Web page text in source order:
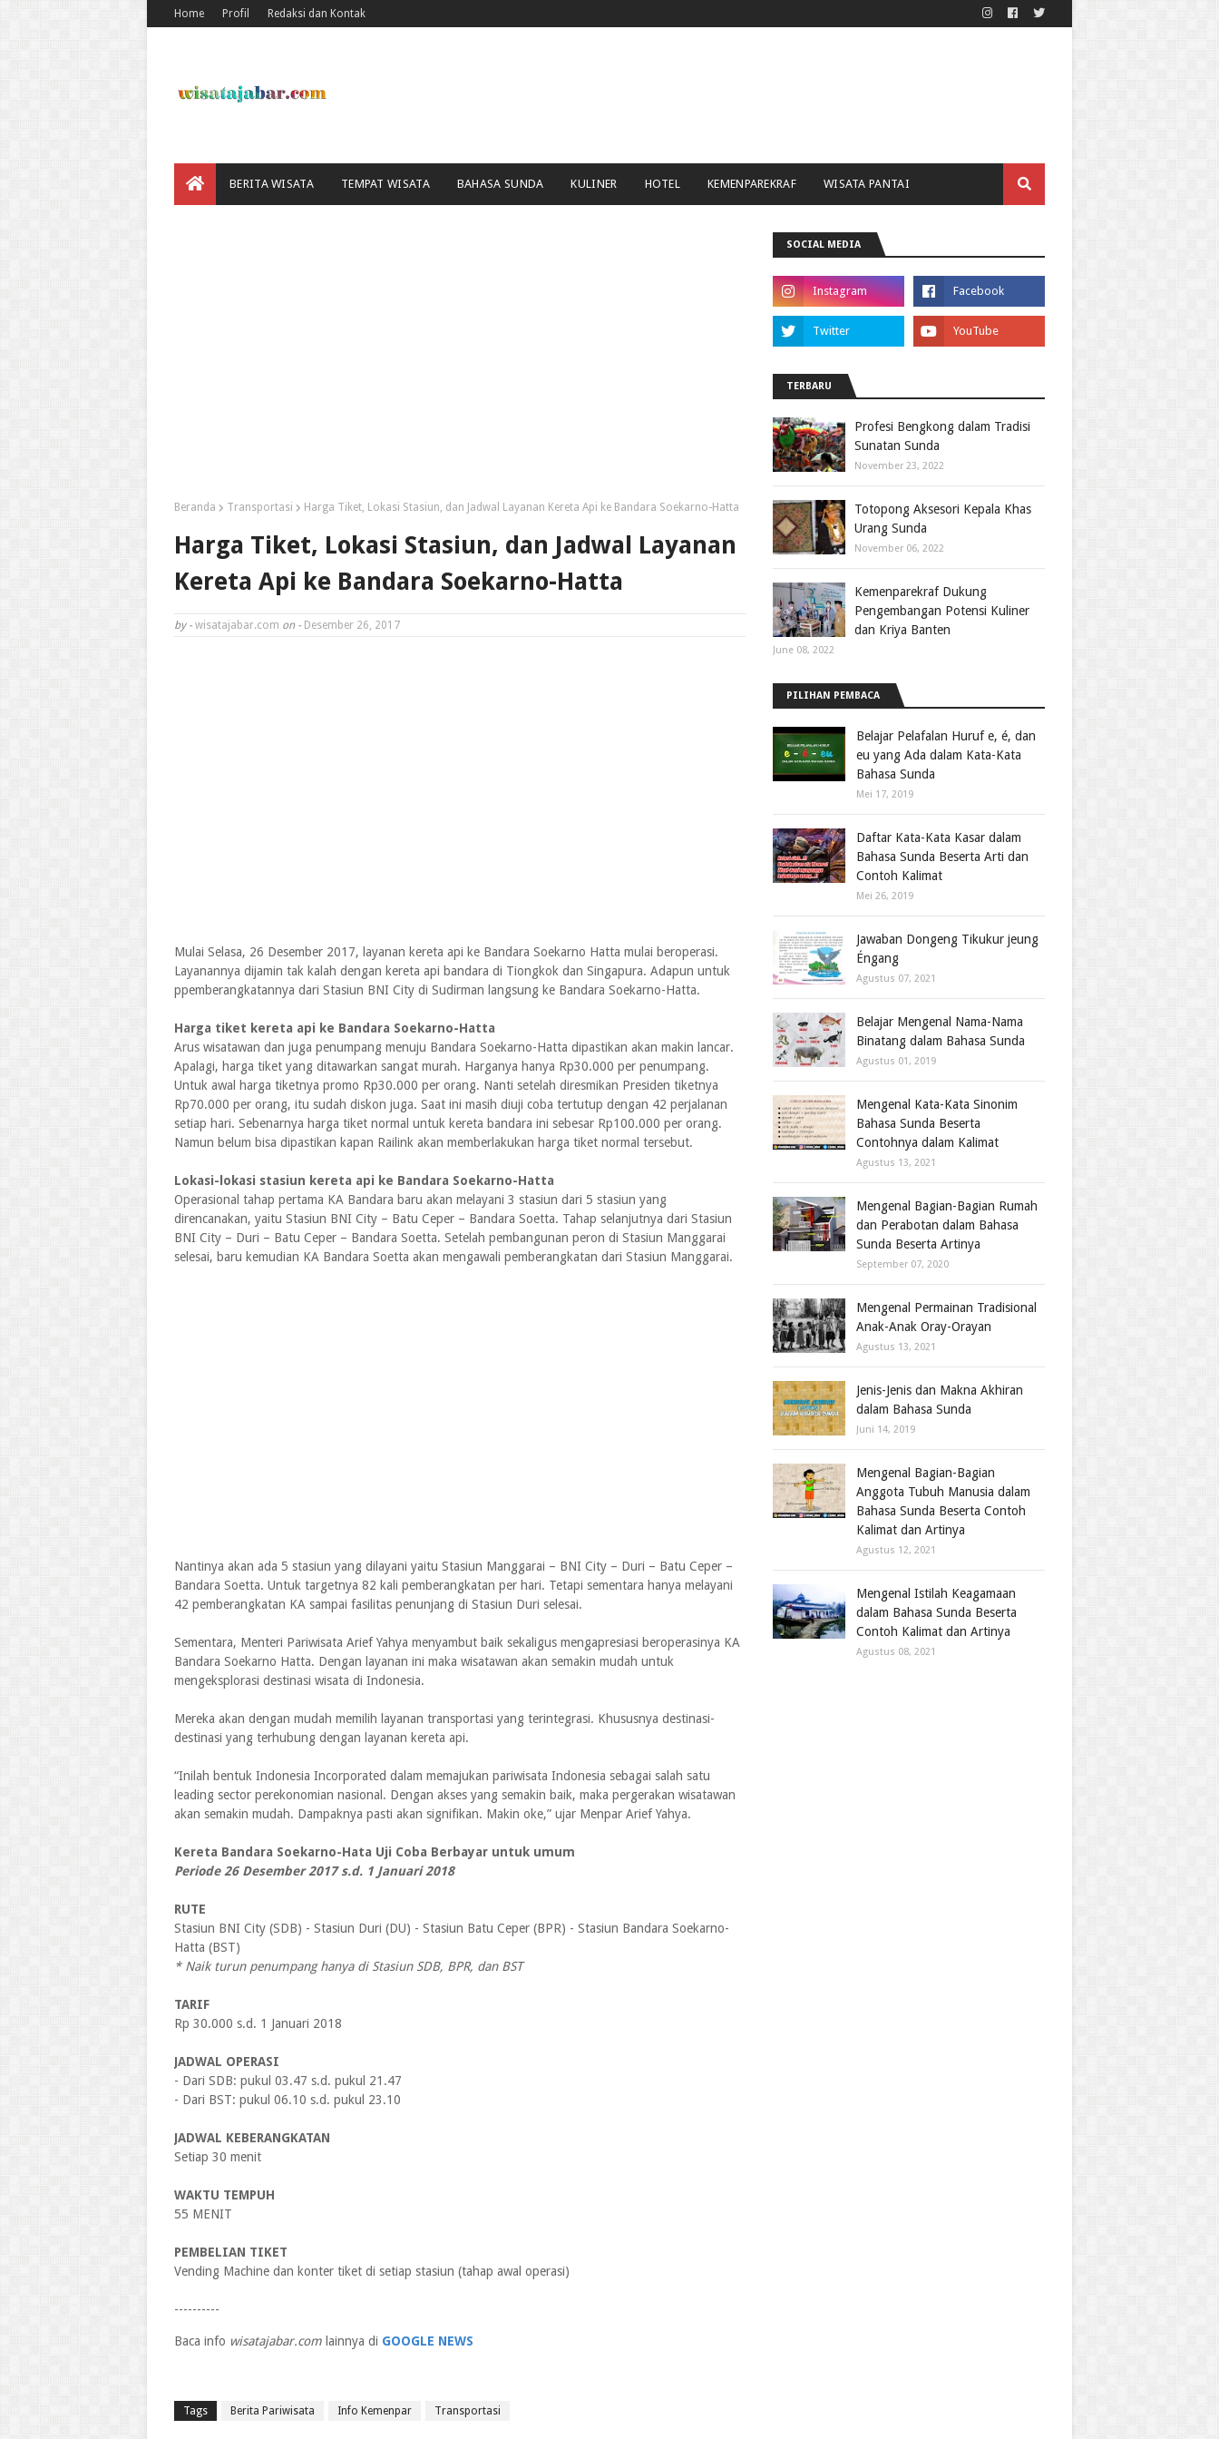
Home Profil Redaksi dan Kontak
BERITA WISATA TEMPAT WISATA BAHASA SUNDA KULINER HOTEL KEMENPAREKRAF WISATA PANTAI
Beranda Transportasi Harga Tiket, Lokasi Stasiun, dan Jadwal Layanan Kereta Api ke Bandara Soekarno-Hatta
Harga Tiket, Lokasi Stasiun, dan Jadwal Layanan
Kereta Api ke Bandara Soekarno-Hatta
by - wisatajabar.com on - Desember 26, 2017
Mulai Selasa, 26 Desember 2017, layanan kereta api ke Bandara Soekarno Hatta mulai beroperasi.
Layanannya dijamin tak kalah dengan kereta api bandara di Tiongkok dan Singapura. Adapun untuk
ppemberangkatannya dari Stasiun BNI City di Sudirman langsung ke Bandara Soekarno-Hatta.
Harga tiket kereta api ke Bandara Soekarno-Hatta
Arus wisatawan dan juga penumpang menuju Bandara Soekarno-Hatta dipastikan akan makin lancar.
Apalagi, harga tiket yang ditawarkan sangat murah. Harganya hanya Rp30.000 per penumpang.
Untuk awal harga tiketnya promo Rp30.000 per orang. Nanti setelah diresmikan Presiden tiketnya
Rp70.000 per orang, itu sudah diskon juga. Saat ini masih diuji coba tertutup dengan 42 perjalanan
setiap hari. Sebenarnya harga tiket normal untuk kereta bandara ini sebesar Rp100.000 per orang.
Namun belum bisa dipastikan kapan Railink akan memberlakukan harga tiket normal tersebut.
Lokasi-lokasi stasiun kereta api ke Bandara Soekarno-Hatta
Operasional tahap pertama KA Bandara baru akan melayani 3 stasiun dari 5 stasiun yang
direncanakan, yaitu Stasiun BNI City – Batu Ceper – Bandara Soetta. Tahap selanjutnya dari Stasiun
BNI City – Duri – Batu Ceper – Bandara Soetta. Setelah pembangunan peron di Stasiun Manggarai
selesai, baru kemudian KA Bandara Soetta akan mengawali pemberangkatan dari Stasiun Manggarai.
Nantinya akan ada 5 stasiun yang dilayani yaitu Stasiun Manggarai – BNI City – Duri – Batu Ceper –
Bandara Soetta. Untuk targetnya 82 kali pemberangkatan per hari. Tetapi sementara hanya melayani
42 pemberangkatan KA sampai fasilitas penunjang di Stasiun Duri selesai.
Sementara, Menteri Pariwisata Arief Yahya menyambut baik sekaligus mengapresiasi beroperasinya KA
Bandara Soekarno Hatta. Dengan layanan ini maka wisatawan akan semakin mudah untuk
mengeksplorasi destinasi wisata di Indonesia.
Mereka akan dengan mudah memilih layanan transportasi yang terintegrasi. Khususnya destinasi-
destinasi yang terhubung dengan layanan kereta api.
“Inilah bentuk Indonesia Incorporated dalam memajukan pariwisata Indonesia sebagai salah satu
leading sector perekonomian nasional. Dengan akses yang semakin baik, maka pergerakan wisatawan
akan semakin mudah. Dampaknya pasti akan signifikan. Makin oke,” ujar Menpar Arief Yahya.
Kereta Bandara Soekarno-Hata Uji Coba Berbayar untuk umum
Periode 26 Desember 2017 s.d. 1 Januari 2018
RUTE
Stasiun BNI City (SDB) - Stasiun Duri (DU) - Stasiun Batu Ceper (BPR) - Stasiun Bandara Soekarno-
Hatta (BST)
* Naik turun penumpang hanya di Stasiun SDB, BPR, dan BST
TARIF
Rp 30.000 s.d. 1 Januari 2018
JADWAL OPERASI
- Dari SDB: pukul 03.47 s.d. pukul 21.47
- Dari BST: pukul 06.10 s.d. pukul 23.10
JADWAL KEBERANGKATAN
Setiap 30 menit
WAKTU TEMPUH
55 MENIT
PEMBELIAN TIKET
Vending Machine dan konter tiket di setiap stasiun (tahap awal operasi)
----------
Baca info wisatajabar.com lainnya di GOOGLE NEWS
Tags Berita Pariwisata Info Kemenpar Transportasi
SOCIAL MEDIA
TERBARU
Profesi Bengkong dalam Tradisi
Sunatan Sunda
November 23, 2022
Totopong Aksesori Kepala Khas
Urang Sunda
November 06, 2022
Kemenparekraf Dukung
Pengembangan Potensi Kuliner
dan Kriya Banten
June 08, 2022
PILIHAN PEMBACA
Belajar Pelafalan Huruf e, é, dan
eu yang Ada dalam Kata-Kata
Bahasa Sunda
Mei 17, 2019
Daftar Kata-Kata Kasar dalam
Bahasa Sunda Beserta Arti dan
Contoh Kalimat
Mei 26, 2019
Jawaban Dongeng Tikukur jeung
Éngang
Agustus 07, 2021
Belajar Mengenal Nama-Nama
Binatang dalam Bahasa Sunda
Agustus 01, 2019
Mengenal Kata-Kata Sinonim
Bahasa Sunda Beserta
Contohnya dalam Kalimat
Agustus 13, 2021
Mengenal Bagian-Bagian Rumah
dan Perabotan dalam Bahasa
Sunda Beserta Artinya
September 07, 2020
Mengenal Permainan Tradisional
Anak-Anak Oray-Orayan
Agustus 13, 2021
Jenis-Jenis dan Makna Akhiran
dalam Bahasa Sunda
Juni 14, 2019
Mengenal Bagian-Bagian
Anggota Tubuh Manusia dalam
Bahasa Sunda Beserta Contoh
Kalimat dan Artinya
Agustus 12, 2021
Mengenal Istilah Keagamaan
dalam Bahasa Sunda Beserta
Contoh Kalimat dan Artinya
Agustus 08, 2021